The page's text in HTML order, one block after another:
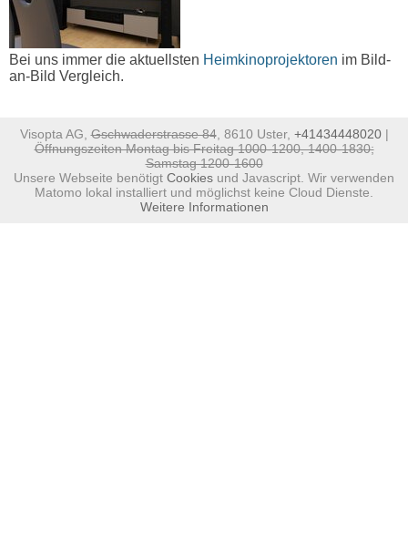
Bei uns immer die aktuellsten Heimkinoprojektoren im Bild-
an-Bild Vergleich.
Visopta AG,Gschwaderstrasse 84, 8610 Uster, +41434448020|
Öffnungszeiten Montag bis Freitag 1000-1200, 1400-1830;
Samstag 1200-1600
Unsere Webseite benötigt Cookies und Javascript. Wir verwenden
Matomo lokal installiert und möglichst keine Cloud Dienste.
Weitere Informationen